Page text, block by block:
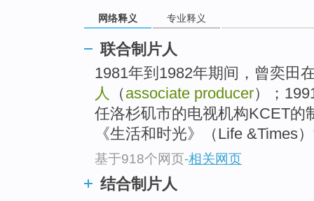
网络释义 专业释义
联合制片人
1981年到1982年期间，曾奕田
人
（associate producer）；
任洛杉矶市的电视机构KCET的
《生活和时光》（Life &Times
基于918个网页-相关网页
结合制片人